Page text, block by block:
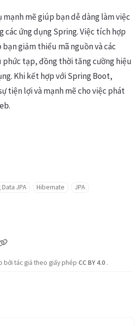
mạnh mẽ giúp bạn dễ dàng làm việc
các ứng dụng Spring. Việc tích hợp
bạn giảm thiểu mã nguồn và các
phức tạp, đồng thời tăng cường hiệu
Khi kết hợp với Spring Boot,
tiện lợi và mạnh mẽ cho việc phát
JPA Hibernate
JPA
bởi tác giả theo giấy phép CC BY 4.0 .